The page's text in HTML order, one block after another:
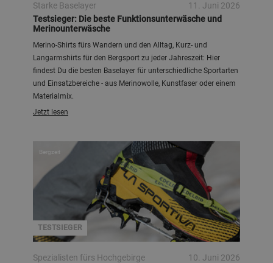
Starke Baselayer
11. Juni 2026
Testsieger: Die beste Funktionsunterwäsche und
Merinounterwäsche
Merino-Shirts fürs Wandern und den Alltag, Kurz- und
Langarmshirts für den Bergsport zu jeder Jahreszeit: Hier
findest Du die besten Baselayer für unterschiedliche Sportarten
und Einsatzbereiche - aus Merinowolle, Kunstfaser oder einem
Materialmix.
Jetzt lesen
TESTSIEGER
Bergzeit
Spezialisten fürs Hochgebirge
10. Juni 2026